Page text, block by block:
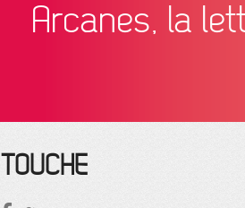
Arcanes, la
TOUCHE